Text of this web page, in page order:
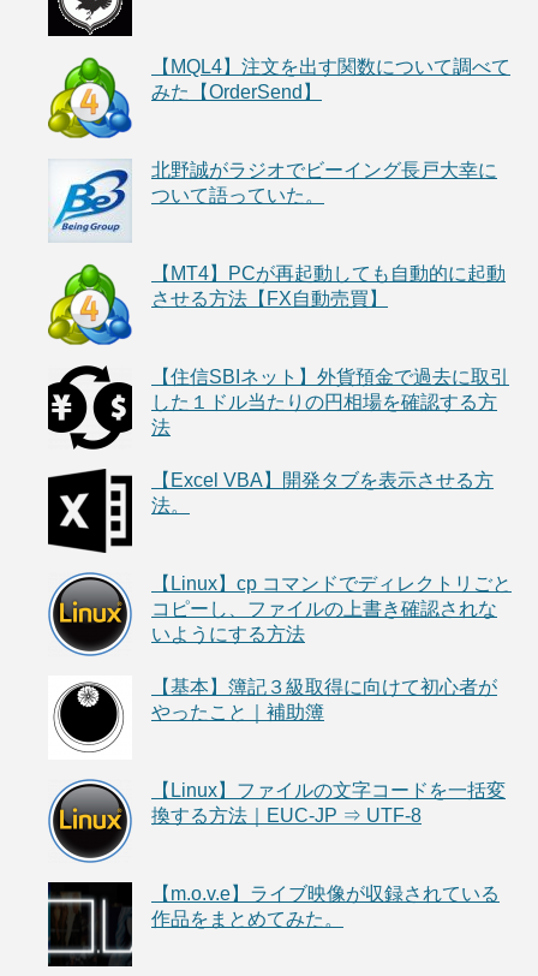
【MQL4】注文を出す関数について調べて
みた【OrderSend】
北野誠がラジオでビーイング長戸大幸に
ついて語っていた。
【MT4】PCが再起動しても自動的に起動
させる方法【FX自動売買】
【住信SBIネット】外貨預金で過去に取引
した１ドル当たりの円相場を確認する方
法
【Excel VBA】開発タブを表示させる方
法。
【Linux】cp コマンドでディレクトリごと
コピーし、ファイルの上書き確認されな
いようにする方法
【基本】簿記３級取得に向けて初心者が
やったこと｜補助簿
【Linux】ファイルの文字コードを一括変
換する方法｜EUC-JP ⇒ UTF-8
【m.o.v.e】ライブ映像が収録されている
作品をまとめてみた。